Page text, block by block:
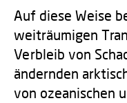
Auf diese Weise
weiträumigen
Verbleib von
ändernden
von ozeanischen